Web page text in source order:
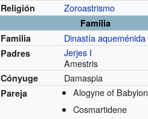
Religión Zoroastrismo
Familia
Familia
Dinastía aqueménida
Padres
Jerjes I
Amestris
Cónyuge Damaspia
Pareja
Alogyne of Babylon
Cosmartidene